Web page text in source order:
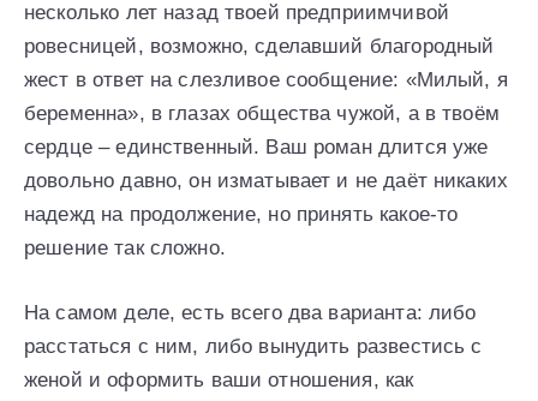
несколько лет назад твоей предприимчивой
ровесницей, возможно, сделавший благородный
жест в ответ на слезливое сообщение: «Милый, я
беременна», в глазах общества чужой, а в твоём
сердце – единственный. Ваш роман длится уже
довольно давно, он изматывает и не даёт никаких
надежд на продолжение, но принять какое-то
решение так сложно.
На самом деле, есть всего два варианта: либо
расстаться с ним, либо вынудить развестись с
женой и оформить ваши отношения, как